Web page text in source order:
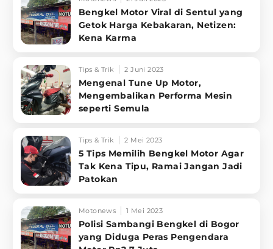
Bengkel Motor Viral di Sentul yang
Getok Harga Kebakaran, Netizen:
Kena Karma
Tips & Trik 2 Juni 2023
Mengenal Tune Up Motor,
Mengembalikan Performa Mesin
seperti Semula
Tips & Trik 2 Mei 2023
5 Tips Memilih Bengkel Motor Agar
Tak Kena Tipu, Ramai Jangan Jadi
Patokan
Motonews 1 Mei 2023
Polisi Sambangi Bengkel di Bogor
yang Diduga Peras Pengendara